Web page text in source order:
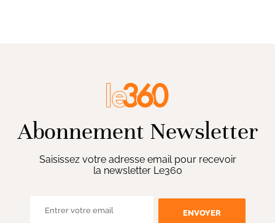
Abonnement Newsletter
Saisissez votre adresse email pour recevoir
la newsletter Le360
ENVOYER